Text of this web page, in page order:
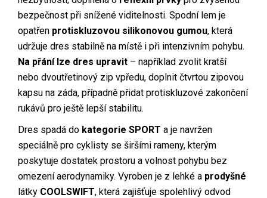
bezpečnost při snížené viditelnosti. Spodní lem je
opatřen protiskluzovou silikonovou gumou, která
udržuje dres stabilně na místě i při intenzivním pohybu.
Na přání lze dres upravit – například zvolit kratší
nebo dvoutřetinový zip vpředu, doplnit čtvrtou zipovou
kapsu na záda, případně přidat protiskluzové zakončení
rukávů pro ještě lepší stabilitu.
Dres spadá do kategorie SPORT a je navržen
speciálně pro cyklisty se širšími rameny, kterým
poskytuje dostatek prostoru a volnost pohybu bez
omezení aerodynamiky. Vyroben je z lehké a prodyšné
látky COOLSWIFT, která zajišťuje spolehlivý odvod